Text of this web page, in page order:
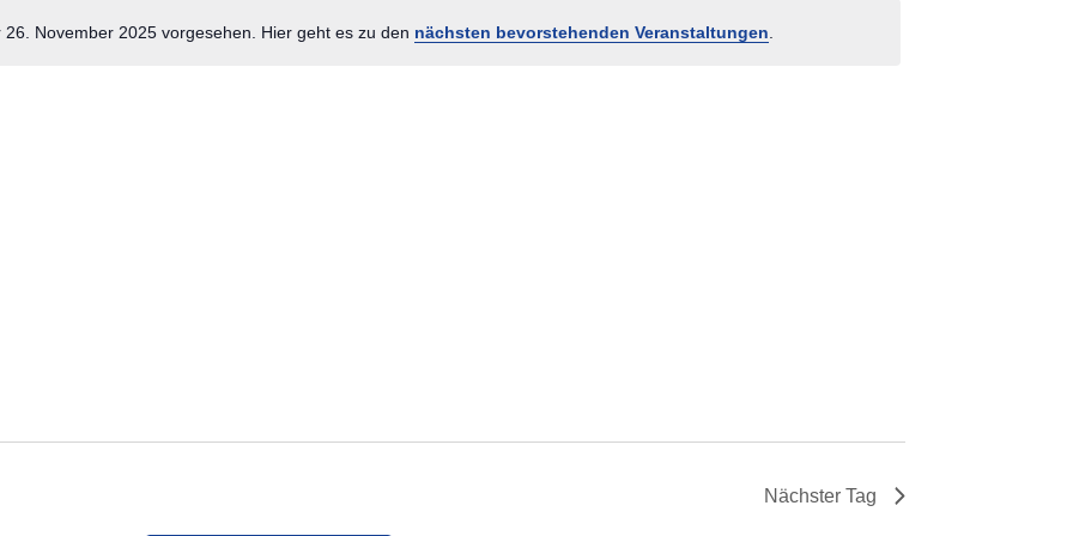
Hinweis
November 2025 vorgesehen. Hier geht es zu den nächsten bevorstehenden Veranstaltungen
Nächster Tag